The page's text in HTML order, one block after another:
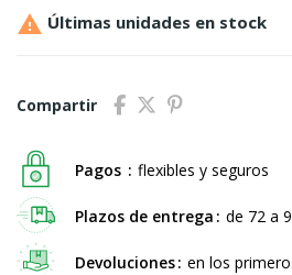
 Últimas unidades en stock
Compartir
Pagos flexibles y seguros
Plazos de entrega de 72 a
Devoluciones en los